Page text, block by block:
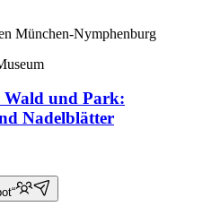
München-Nymphenburg
Wald und Park:
Nadelblätter